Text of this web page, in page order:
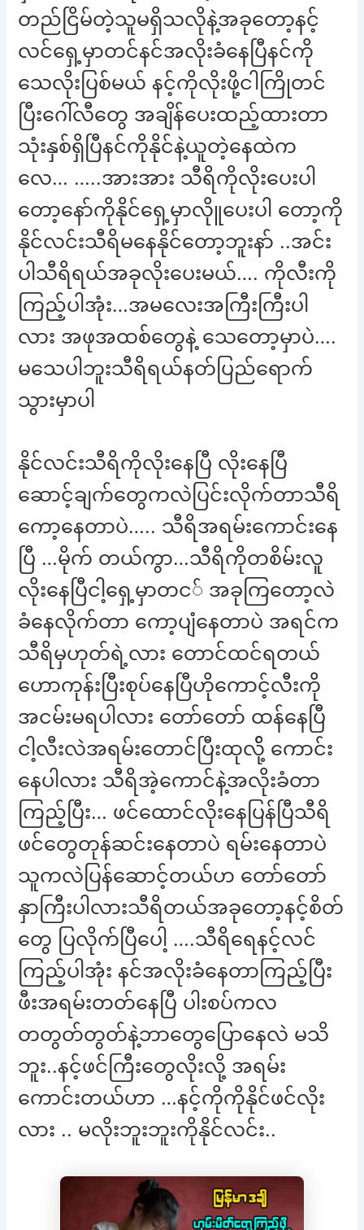
တည်ငြိမ်တဲ့သူမရှိသလိုနဲ့အခုတော့နင့်
လင်ရှေ့မှာတင်နင်အလိုးခံနေပြီနင်ကို
သေလိုးပြစ်မယ် နင့်ကိုလိုးဖို့ငါကြိုတင်
ပြီးဂေါ်လီတွေ အချိန်ပေးထည့်ထားတာ
သုံးနှစ်ရှိပြီနင်ကိုနိုင်နဲ့ယူတဲ့နေထဲက
လေ… …..အားအား သီရိကိုလိုးပေးပါ
တော့နော်ကိုနိုင်ရှေ့မှာလိုူပေးပါ တော့ကို
နိုင်လင်းသီရိမနေနိုင်တော့ဘူးနာ် ..အင်း
ပါသီရိရယ်အခုလိုးပေးမယ်…. ကိုလီးကို
ကြည့်ပါအုံး…အမလေးအကြီးကြီးပါ
လား အဖုအထစ်တွေနဲ့ သေတော့မှာပဲ….
မသေပါဘူးသီရိရယ်နတ်ပြည်ရောက်
သွားမှာပါ
နိုင်လင်းသီရိကိုလိုးနေပြီ လိုးနေပြီ
ဆောင့်ချက်တွေကလဲပြင်းလိုက်တာသီရိ
ကော့နေတာပဲ….. သီရိအရမ်းကောင်းနေ
ပြီ …မိုက် တယ်ကွာ…သီရိကိုတစိမ်းလူ
လိုးနေပြီငါ့ရှေ့မှာတင် အခုကြတော့လဲ
ခံနေလိုက်တာ ကော့ပျံနေတာပဲ အရင်က
သီရိမှဟုတ်ရဲ့လား တောင်ထင်ရတယ်
ဟောကုန်းပြီးစုပ်နေပြီဟိုကောင့်လီးကို
အငမ်းမရပါလား တော်တော် ထန်နေပြီ
ငါ့လီးလဲအရမ်းတောင်ပြီးထုလို့် ကောင်း
နေပါလား သီရိအဲ့ကောင်နဲ့အလိုးခံတာ
ကြည့်ပြီး… ဖင်ထောင်လိုးနေပြန်ပြီသီရိ
ဖင်တွေတုန်ဆင်းနေတာပဲ ရမ်းနေတာပဲ
သူကလဲပြန်ဆောင့်တယ်ဟ တော်တော်
နှာကြီးပါလားသီရိတယ်အခုတော့နင့်စိတ်
တွေ ပြလိုက်ပြီပေါ့ ….သီရိရေနင့်လင်
ကြည့်ပါအုံး နင်အလိုးခံနေတာကြည့်ပြီး
ဖီးအရမ်းတတ်နေပြီ ပါးစပ်ကလ
တတွတ်တွတ်နဲ့ဘာတွေပြောနေလဲ မသိ
ဘူး..နင့်ဖင်ကြီးတွေလိုးလို့ အရမ်း
ကောင်းတယ်ဟာ …နင့်ကိုကိုနိုင်ဖင်လိုး
လား .. မလိုးဘူးဘူးကိုနိုင်လင်း..